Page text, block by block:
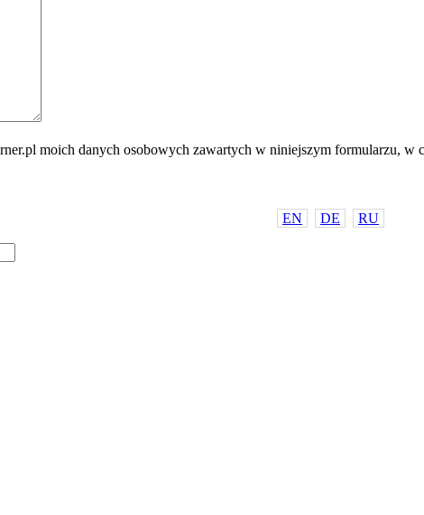
moich danych osobowych zawartych w niniejszym formularzu, w
EN DE RU